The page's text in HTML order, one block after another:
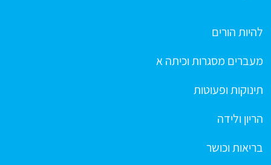
להיות הורים
מעברים מסגרות וכיתה א
תינוקות ופעוטות
הריון ולידה
בריאות וכושר